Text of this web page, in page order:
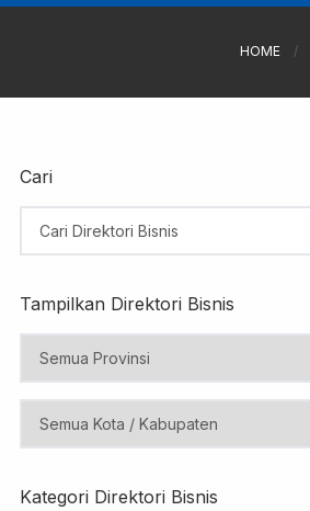
HOME /
Cari
Tampilkan Direktori Bisnis
Kategori Direktori Bisnis